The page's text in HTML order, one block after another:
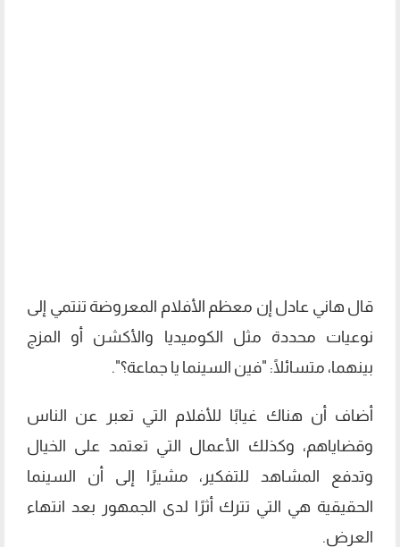
قال هاني عادل إن معظم الأفلام المعروضة تنتمي إلى
نوعيات محددة مثل الكوميديا والأكشن أو المزج
بينهما، متسائلًا: "فين السينما يا جماعة؟".
أضاف أن هناك غيابًا للأفلام التي تعبر عن الناس
وقضاياهم، وكذلك الأعمال التي تعتمد على الخيال
وتدفع المشاهد للتفكير، مشيرًا إلى أن السينما
الحقيقية هي التي تترك أثرًا لدى الجمهور بعد انتهاء
العرض.